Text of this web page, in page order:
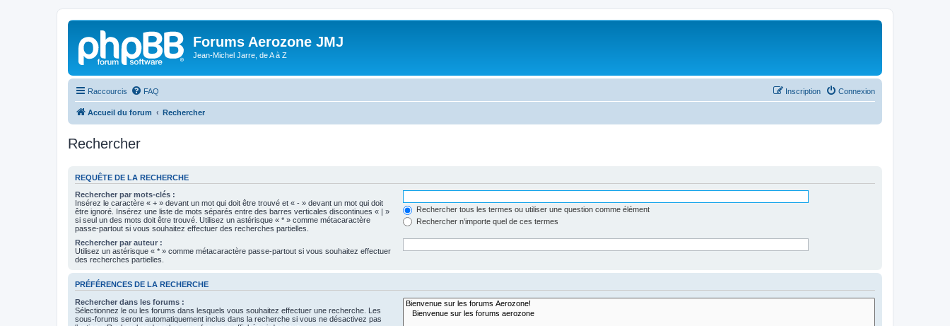
Forums Aerozone JMJ
Jean-Michel Jarre, de A à Z
Raccourcis FAQ Connexion
Inscription
Accueil du forum Rechercher
Rechercher
REQUÊTE DE LA RECHERCHE
Rechercher par mots-clés :
Insérez le caractère « + » devant un mot qui doit être trouvé et « - » devant un mot qui doit
être ignoré. Insérez une liste de mots séparés entre des barres verticales discontinues « | »
si seul un des mots doit être trouvé. Utilisez un astérisque « * » comme métacaractère
passe-partout si vous souhaitez effectuer des recherches partielles.
Rechercher tous les termes ou utiliser une question comme élément
Rechercher n’importe quel de ces termes
Rechercher par auteur :
Utilisez un astérisque « * » comme métacaractère passe-partout si vous souhaitez effectuer
des recherches partielles.
PRÉFÉRENCES DE LA RECHERCHE
Rechercher dans les forums :
Sélectionnez le ou les forums dans lesquels vous souhaitez effectuer une recherche. Les
sous-forums seront automatiquement inclus dans la recherche si vous ne désactivez pas